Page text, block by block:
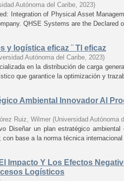
Autónoma del Caribe, 2023)
Integration of Physical Asset
QHSE Systems are the Declared
y logística eficaz ¨ Tl eficaz
Autónoma del Caribe, 2023)
en la distribución de carga
que garantice la optimización y
Ambiental Innovador Al
Ruiz, Wilmer (Universidad Autónoma
Diseñar un plan estratégico
base a la norma técnica
Impacto Y Los Efectos
Logísticos